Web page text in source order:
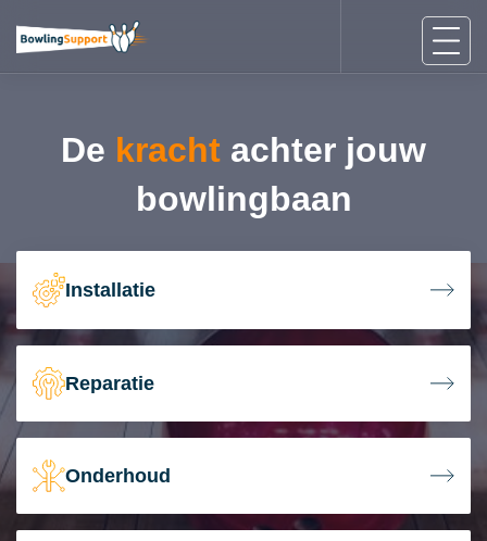
De kracht achter jouw
bowlingbaan
Installatie
Reparatie
Onderhoud